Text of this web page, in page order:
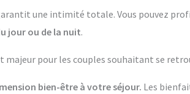
une intimité totale. Vous pouvez
jour ou de la nuit.
pour les couples souhaitant se
bien-être à votre séjour. Les